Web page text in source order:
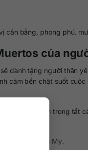
cân bằng, phong phú,
của
dành tặng người thân
cảm bền chặt suốt
ý hãy trân trọng tất
thùng gỗ sồi Mỹ.